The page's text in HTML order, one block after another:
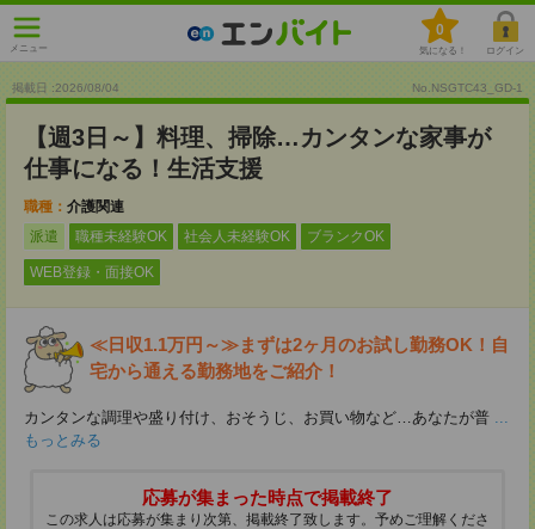
メニュー
0
気になる！ ログイン
掲載日 :2026/08/04 No.NSGTC43_GD-1
【週3日～】料理、掃除…カンタンな家事が
仕事になる！生活支援
職種： 介護関連
派遣
職種未経験OK 社会人未経験OK ブランクOK
WEB登録・面接OK
≪日収1.1万円～≫まずは2ヶ月のお試し勤務OK！自
宅から通える勤務地をご紹介！
カンタンな調理や盛り付け、おそうじ、お買い物など…あなたが普 ...
もっとみる
応募が集まった時点で掲載終了
この求人は応募が集まり次第、掲載終了致します。予めご理解くださ